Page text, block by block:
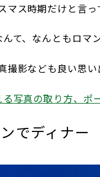
ス時期だけと言っ
て、なんともロマ
影なども良い思い
写真の取り方、ポ
でディナー